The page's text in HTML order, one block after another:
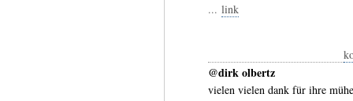
... link
@dirk olbertz
vielen vielen dank für ihre